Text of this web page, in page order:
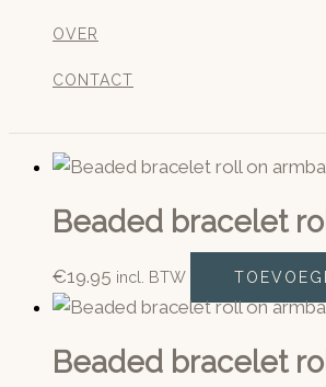
OVER
CONTACT
Beaded bracelet
€19.95 incl. BTW
Beaded bracelet